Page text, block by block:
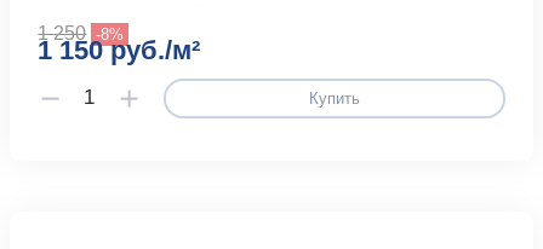
1 250 -8%
1 150 руб./м²
Купить